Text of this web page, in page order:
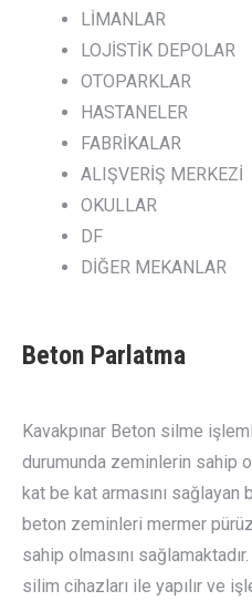
LİMANLAR
LOJİSTİK DEPOLAR
OTOPARKLAR
HASTANELER
FABRİKALAR
ALIŞVERİŞ MERKEZİ
OKULLAR
DF
DİĞER MEKANLAR
Beton Parlatma
Kavakpınar Beton silme
durumunda zeminlerin sahip
kat be kat armasını
beton zeminleri mermer
sahip olmasını
silim cihazları ile yapılır ve